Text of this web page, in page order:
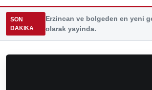
SON
DAKIKA
Erzincan ve bolgeden en yeni
olarak yayinda.